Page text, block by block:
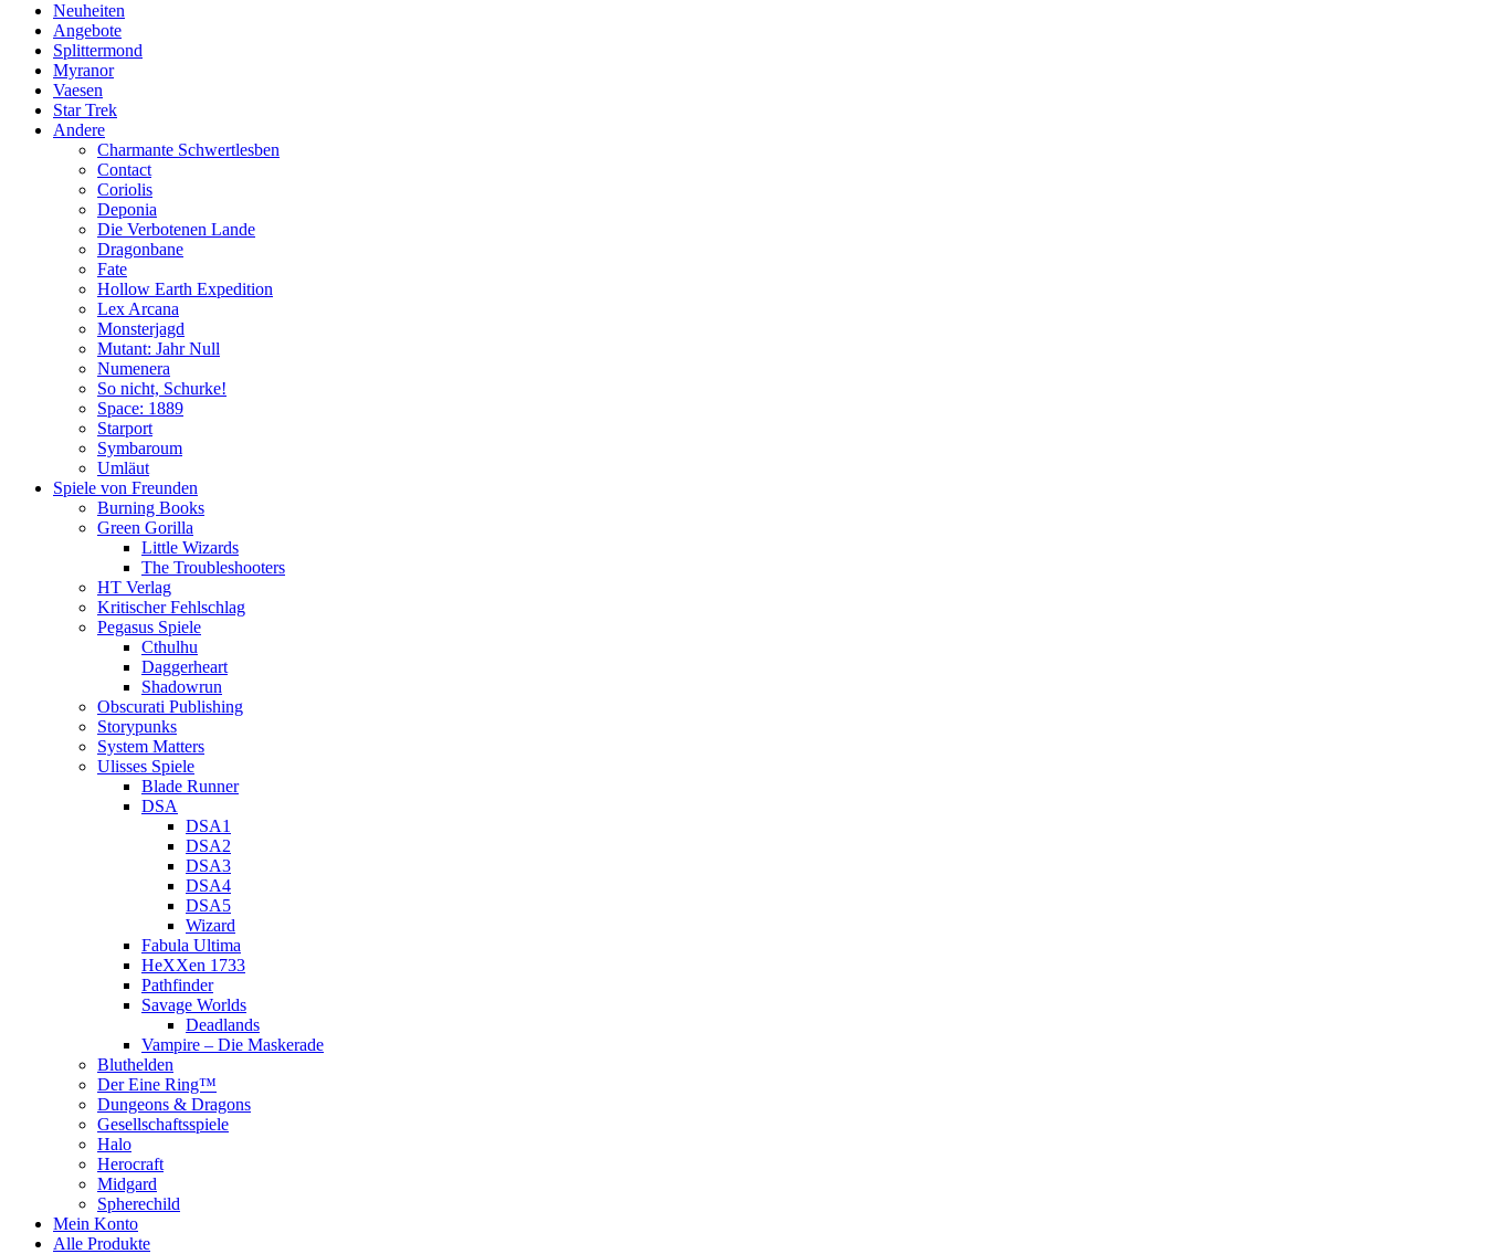
Neuheiten
Angebote
Splittermond
Myranor
Vaesen
Star Trek
Andere
Charmante Schwertlesben
Contact
Coriolis
Deponia
Die Verbotenen Lande
Dragonbane
Fate
Hollow Earth Expedition
Lex Arcana
Monsterjagd
Mutant: Jahr Null
Numenera
So nicht, Schurke!
Space: 1889
Starport
Symbaroum
Umläut
Spiele von Freunden
Burning Books
Green Gorilla
Little Wizards
The Troubleshooters
HT Verlag
Kritischer Fehlschlag
Pegasus Spiele
Cthulhu
Daggerheart
Shadowrun
Obscurati Publishing
Storypunks
System Matters
Ulisses Spiele
Blade Runner
DSA
DSA1
DSA2
DSA3
DSA4
DSA5
Wizard
Fabula Ultima
HeXXen 1733
Pathfinder
Savage Worlds
Deadlands
Vampire – Die Maskerade
Bluthelden
Der Eine Ring™
Dungeons & Dragons
Gesellschaftsspiele
Halo
Herocraft
Midgard
Spherechild
Mein Konto
Alle Produkte